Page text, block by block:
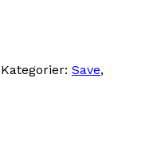
Kategorier: Save,